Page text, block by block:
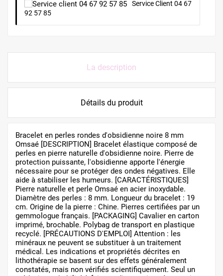
Service Client 04 67
92 57 85
La description
Détails du produit
Bracelet en perles rondes d'obsidienne noire 8 mm
Omsaé [DESCRIPTION] Bracelet élastique composé de
perles en pierre naturelle d'obsidienne noire. Pierre de
protection puissante, l'obsidienne apporte l'énergie
nécessaire pour se protéger des ondes négatives. Elle
aide à stabiliser les humeurs. [CARACTÉRISTIQUES]
Pierre naturelle et perle Omsaé en acier inoxydable.
Diamètre des perles : 8 mm. Longueur du bracelet : 19
cm. Origine de la pierre : Chine. Pierres certifiées par un
gemmologue français. [PACKAGING] Cavalier en carton
imprimé, brochable. Polybag de transport en plastique
recyclé. [PRÉCAUTIONS D'EMPLOI] Attention : les
minéraux ne peuvent se substituer à un traitement
médical. Les indications et propriétés décrites en
lithothérapie se basent sur des effets généralement
constatés, mais non vérifiés scientifiquement. Seul un